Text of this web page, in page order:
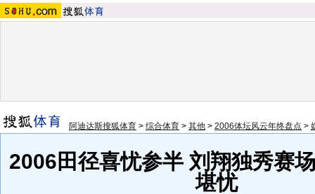
阿迪达斯搜狐体育 > 综合体育 > 其他 > 2006体坛风云年终盘点 >
2006田径喜忧参半 刘翔独秀赛
堪忧